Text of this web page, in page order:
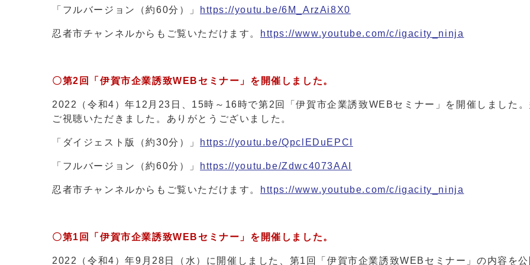
「フルバージョン（約60分）」 https://youtu.be/6M_ArzAi8X0
忍者市チャンネルからもご覧いただけます。 https://www.youtube.com/c/igacity_ninja
〇第2回「伊賀市企業誘致WEBセミナー」を開催しました。
2022（令和4）年12月23日、15時～16時で第2回「伊賀市企業誘致WEBセミナー」を開催しました
ご視聴いただきました。ありがとうございました。
「ダイジェスト版（約30分）」 https://youtu.be/QpclEDuEPCI
「フルバージョン（約60分）」 https://youtu.be/Zdwc4073AAI
忍者市チャンネルからもご覧いただけます。 https://www.youtube.com/c/igacity_ninja
〇第1回「伊賀市企業誘致WEBセミナー」を開催しました。
2022（令和4）年9月28日（水）に開催しました、第1回「伊賀市企業誘致WEBセミナー」の内容を